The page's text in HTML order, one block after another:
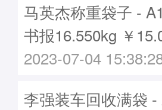
马英杰称重袋子 -
书报16.550kg ￥
2023-07-04
李强装车回收满袋 -